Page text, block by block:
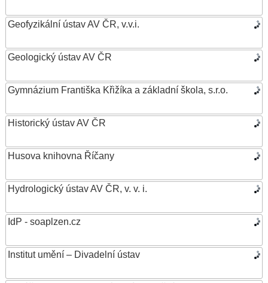
Geofyzikální ústav AV ČR, v.v.i.
Geologický ústav AV ČR
Gymnázium Františka Křižíka a základní škola, s.r.o.
Historický ústav AV ČR
Husova knihovna Říčany
Hydrologický ústav AV ČR, v. v. i.
IdP - soaplzen.cz
Institut umění – Divadelní ústav